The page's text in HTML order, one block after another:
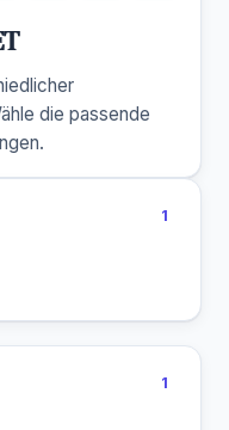
die passende
1
1